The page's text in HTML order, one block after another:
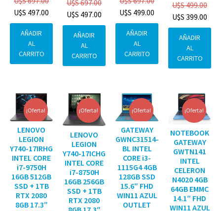
U$S 497.00
AÑADIR
AL
CARRITO
U$S697.00
U$S 497.00
AÑADIR
AL
CARRITO
U$S 499.00
AÑADIR
AL
CARRITO
U$S499.00
U$S 399.00
AÑADIR
AL
CARRITO
¡Oferta!
LENOVO
LEGION
Y740-17IRHG
INTEL CORE
i7-9750H
16GB 512GB
SSD + 1TB
RTX 2080
8GB 17.3″
¡Oferta!
LENOVO
LEGION
Y740-17ICHG
INTEL CORE
i7-8750H
16GB 256GB
SSD + 1TB
RTX 2080
¡Oferta!
GATEWAY
GWNC31514-
BL INTEL
CORE i3-
1115G4 4GB
128GB SSD
15.6″ FHD
WIN11 AZUL
OUTLET
¡Oferta!
NOTEBOOK
GATEWAY
GWTN141
INTEL
CELERON
N4020 4GB
64GB EMMC
14.1″ FHD
WIN11 AZUL